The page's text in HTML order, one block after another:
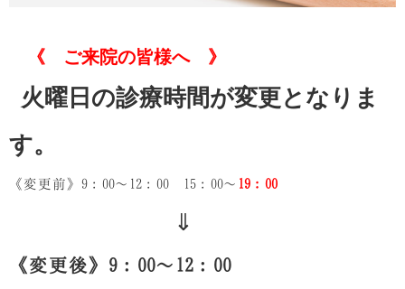
《 ご来院の皆様へ 》
火曜日の診療時間が変更となりま
す。
《変更前》9：00～12：00 15：00～ 19：00
⇓
《変更後》9：00～12：00